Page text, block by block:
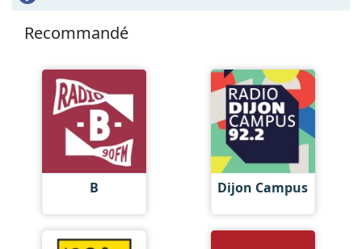
Recommandé
B Dijon Campus